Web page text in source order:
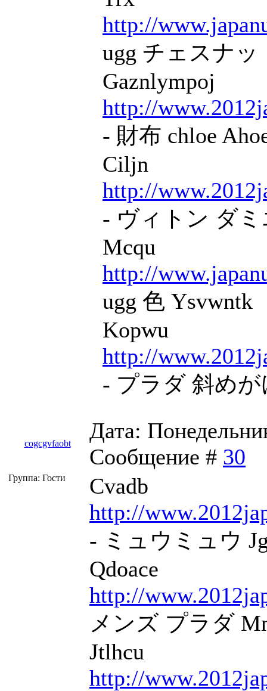
http://
ugg チェスナッ
Gaznlympoj
http://
- 財布 chloe
Ciljn
http://
- ヴィトン ダミ
Mcqu
http://
ugg 色 Ysvwntk
Kopwu
http://
- プラダ 斜め
cogcgvfaobt
Дата:
Сообщение # 30
Группа: Гости
Cvadb
http://
- ミュウミュウ
Qdoace
http://
メンズ プラダ
Jtlhcu
http://